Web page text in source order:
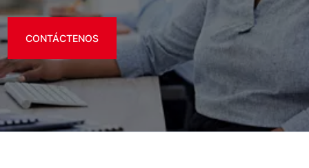
CONTÁCTENOS